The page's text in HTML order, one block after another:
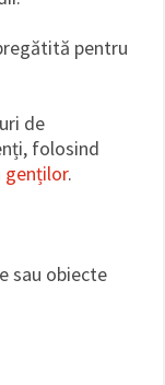
pentru
de
folosind
genților.
sau obiecte